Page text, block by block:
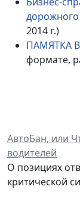
2014 г.)
ПАМЯТКА
формате,
АвтоБан, или
водителей
О позициях
критической